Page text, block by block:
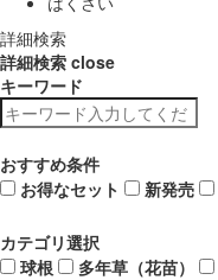
詳細検索
詳細検索 close
キーワード
おすすめ条件
お得なセット
新発売
カテゴリ選択
球根
多年草（花苗）